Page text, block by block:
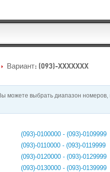
Вариант: (093)-XXXXXXX
можете выбрать диапазон
(093)-0100000 - (093)-0109999
(093)-0110000 - (093)-0119999
(093)-0120000 - (093)-0129999
(093)-0130000 - (093)-0139999